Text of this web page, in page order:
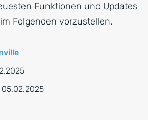
Funktionen und Updates
Folgenden vorzustellen.
05.02.2025